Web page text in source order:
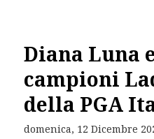
Diana Luna
campioni
della PGA
domenica, 12 Dicembre